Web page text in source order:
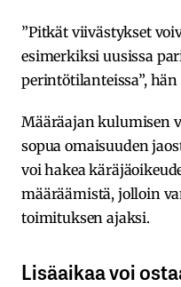
”Pitkät viivästykset
esimerkiksi uusissa
perintötilanteissa”, hän
Määräajan kulumisen
sopua omaisuuden
voi hakea
määräämistä, jolloin
toimituksen ajaksi.
Lisäaikaa voi